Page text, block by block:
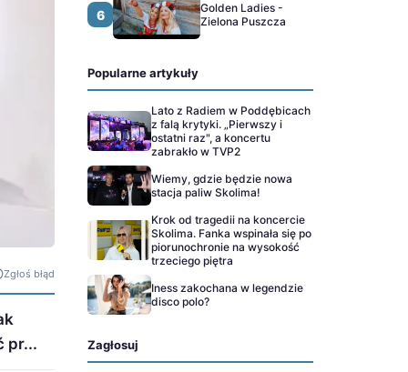
Zgłoś błąd
pr...
6
Golden Ladies -
Zielona Puszcza
Popularne artykuły
Lato z Radiem w Poddębicach
z falą krytyki. „Pierwszy i
ostatni raz", a koncertu
zabrakło w TVP2
Wiemy, gdzie będzie nowa
stacja paliw Skolima!
Krok od tragedii na koncercie
Skolima. Fanka wspinała się po
piorunochronie na wysokość
trzeciego piętra
Iness zakochana w legendzie
disco polo?
Zagłosuj